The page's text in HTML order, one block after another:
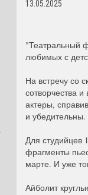
13.05.2025
"Театральный
любимых с
На встречу со
сотворчества
актеры,
и убедительны.
Для студийцев
фрагменты
марте. И уже
Айболит